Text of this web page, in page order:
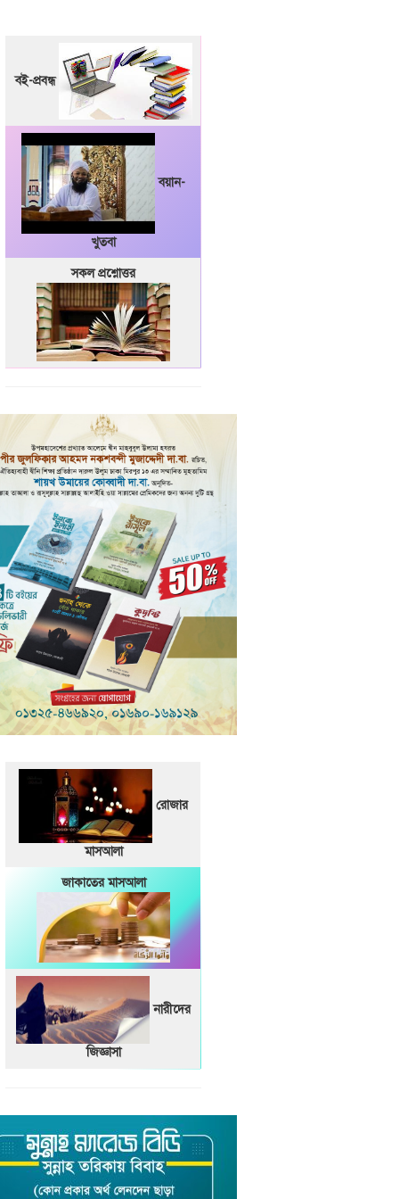
বই-প্রবন্ধ
বয়ান-
খুতবা
সকল প্রশ্নোত্তর
রোজার
মাসআলা
জাকাতের মাসআলা
নারীদের
জিজ্ঞাসা